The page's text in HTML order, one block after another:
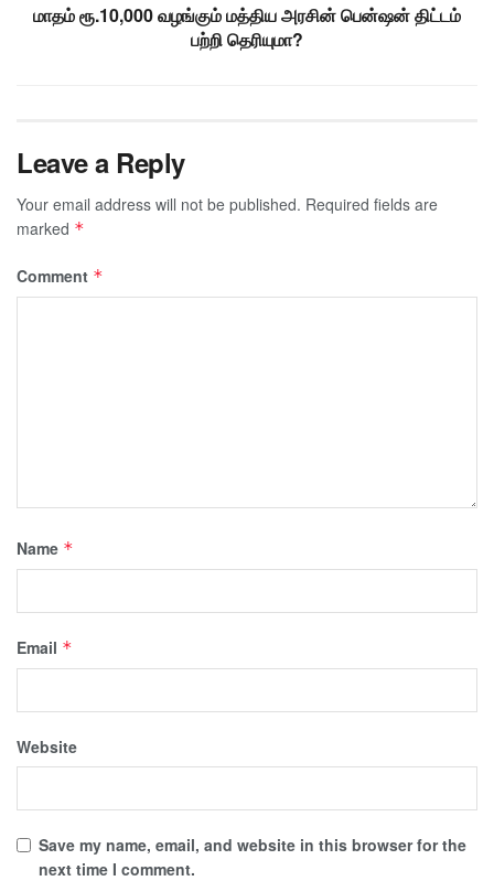
மாதம் ரூ.10,000 வழங்கும் மத்திய அரசின் பென்ஷன் திட்டம்
பற்றி தெரியுமா?
Leave a Reply
Your email address will not be published. Required fields are
marked *
Comment *
Name *
Email *
Website
Save my name, email, and website in this browser for the
next time I comment.